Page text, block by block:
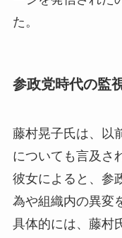
た。
参政党時代の監
藤村晃子氏は、以
についても言及さ
彼女によると、参
為や組織内の異変
具体的には、藤村